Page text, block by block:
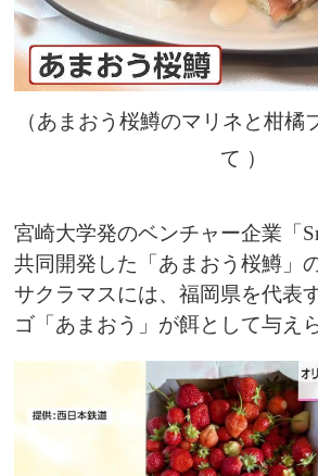
（あまおう桜鱒のマリネと柑橘
て ）
宮崎大学発のベンチャー企業「
共同開発した「あまおう桜鱒」
サクラマスには、福岡県を代表
ゴ「あまおう」が餌として与え